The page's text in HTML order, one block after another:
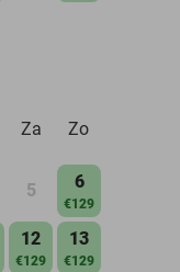
Za Zo
5 6
€129
12
€129
13
€129